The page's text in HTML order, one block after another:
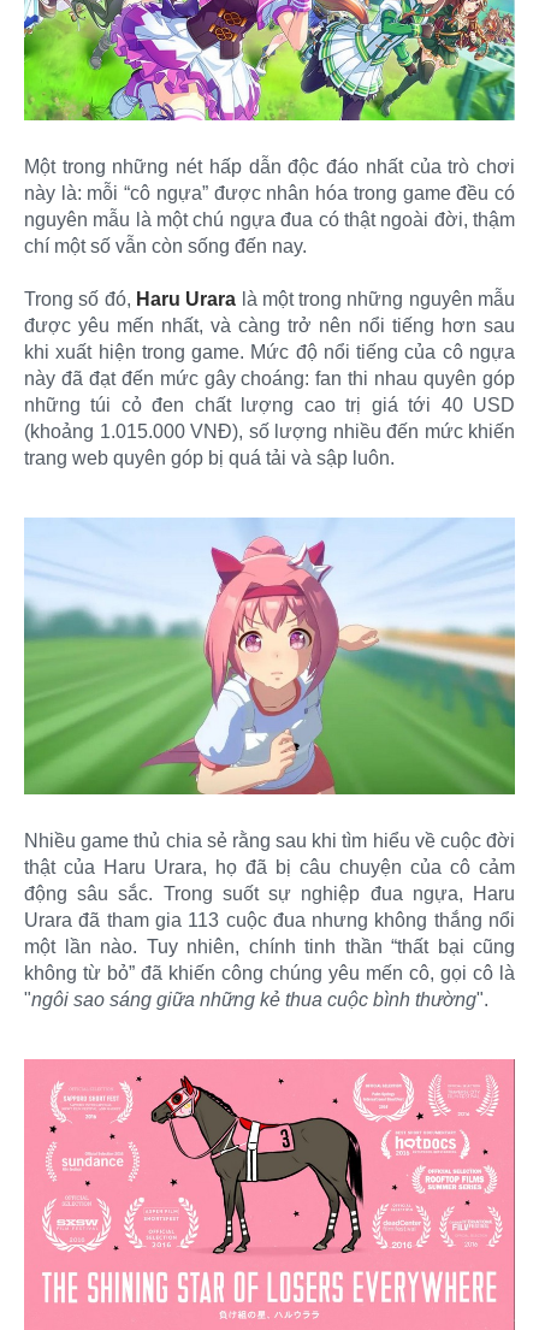
Một trong những nét hấp dẫn độc đáo nhất của trò chơi
này là: mỗi “cô ngựa” được nhân hóa trong game đều có
nguyên mẫu là một chú ngựa đua có thật ngoài đời, thậm
chí một số vẫn còn sống đến nay.
Trong số đó, Haru Urara là một trong những nguyên mẫu
được yêu mến nhất, và càng trở nên nổi tiếng hơn sau
khi xuất hiện trong game. Mức độ nổi tiếng của cô ngựa
này đã đạt đến mức gây choáng: fan thi nhau quyên góp
những túi cỏ đen chất lượng cao trị giá tới 40 USD
(khoảng 1.015.000 VNĐ), số lượng nhiều đến mức khiến
trang web quyên góp bị quá tải và sập luôn.
Nhiều game thủ chia sẻ rằng sau khi tìm hiểu về cuộc đời
thật của Haru Urara, họ đã bị câu chuyện của cô cảm
động sâu sắc. Trong suốt sự nghiệp đua ngựa, Haru
Urara đã tham gia 113 cuộc đua nhưng không thắng nổi
một lần nào. Tuy nhiên, chính tinh thần “thất bại cũng
không từ bỏ” đã khiến công chúng yêu mến cô, gọi cô là
"ngôi sao sáng giữa những kẻ thua cuộc bình thường".